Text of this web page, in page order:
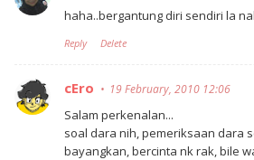
haha..bergantung diri sendiri la
Reply Delete
cEro 19 February, 2010 12:06
Salam perkenalan...
soal dara nih, pemeriksaan dara
bayangkan, bercinta nk rak, bile